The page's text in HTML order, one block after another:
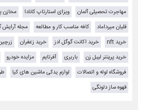
مهاجرت تحصیلی آلمان
ویزای استارتاپ کانادا مخازن
قلیان میرداماد
کافه مناسب کار و مطالعه مجله آرایش
خرید nft
خرید اکانت گوگل ادز خرید زعفران
خرید پرینتر لیبل زن
باربری آفرتایم مزایده خودرو
فروشگاه لوله و اتصالات
لوازم یدکی ماشین های کیا
قهوه ساز دلونگی